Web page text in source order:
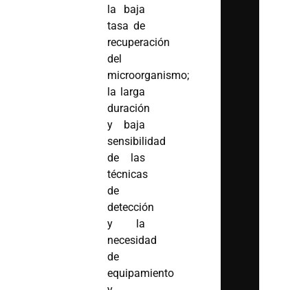
la baja
tasa de
recuperación
del
microorganismo;
la larga
duración
y baja
sensibilidad
de las
técnicas
de
detección
y la
necesidad
de
equipamiento